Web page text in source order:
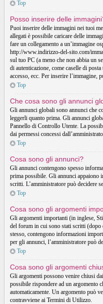
Top
Posso inserire delle
Puoi inserire delle immagini nei tuoi
allegati è possibile caricare delle
fare un collegamento a un’immagine
http://www.indirizzo-del-sito.com/
sul tuo PC (a meno che non abbia un
di autenticazione, come caselle di
accesso, ecc. Per inserire l’immagine,
Top
Che cosa sono gli annunci
Gli annunci globali sono annunci che
leggerli quanto prima. Gli annunci
Pannello di Controllo Utente. La
dai permessi concessi
Top
Cosa sono gli annunci?
Gli annunci contengono spesso
prima possibile. Gli annunci appaiono
scritti. L’amministratore può decidere
Top
Cosa sono gli argomenti
Gli argomenti importanti (in inglese,
del forum in cui sono stati scritti (dopo
stesso, contengono informazioni
per gli annunci, l’amministratore può
Top
Cosa sono gli argomenti
Gli argomenti possono venire chiusi
possibile rispondere ad un argomento
automaticamente. Un argomento può
contravviene ai Termini di Utilizzo.